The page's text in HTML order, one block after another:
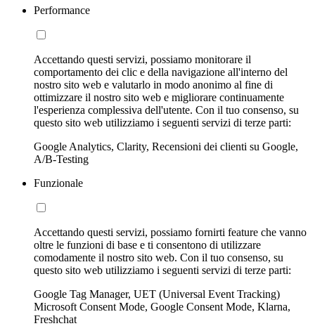
Performance
Accettando questi servizi, possiamo monitorare il
comportamento dei clic e della navigazione all'interno del
nostro sito web e valutarlo in modo anonimo al fine di
ottimizzare il nostro sito web e migliorare continuamente
l'esperienza complessiva dell'utente. Con il tuo consenso, su
questo sito web utilizziamo i seguenti servizi di terze parti:
Google Analytics, Clarity, Recensioni dei clienti su Google,
A/B-Testing
Funzionale
Accettando questi servizi, possiamo fornirti feature che vanno
oltre le funzioni di base e ti consentono di utilizzare
comodamente il nostro sito web. Con il tuo consenso, su
questo sito web utilizziamo i seguenti servizi di terze parti:
Google Tag Manager, UET (Universal Event Tracking)
Microsoft Consent Mode, Google Consent Mode, Klarna,
Freshchat